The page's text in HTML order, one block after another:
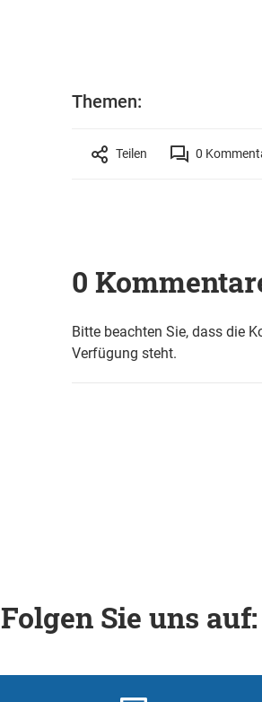
Themen:
Teilen 0
0
Bitte beachten Sie, dass die
Verfügung steht.
Folgen Sie uns auf: